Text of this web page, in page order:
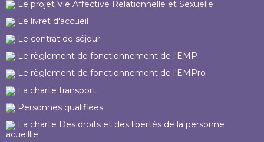
Le projet Vie Affective Relationnelle et Sexuelle
Le livret d'accueil
Le contrat de séjour
Le règlement de fonctionnement de l'EMP
Le règlement de fonctionnement de l'EMPro
La charte transport
Personnes qualifiées
La charte Des droits et des libertés de la personne
acueillie